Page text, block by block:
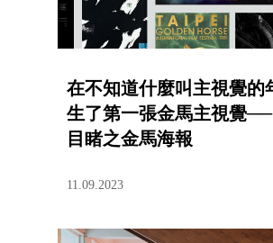
在不知道什麼叫主視覺的
生了第一張金馬主視覺
目睹之金馬海報
11.09.2023